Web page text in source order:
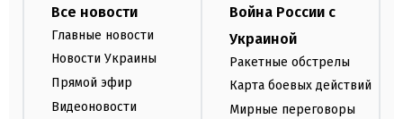
Все новости
Главные новости
Новости Украины
Прямой эфир
Видеоновости
Война России с
Украиной
Ракетные обстрелы
Карта боевых действий
Мирные переговоры